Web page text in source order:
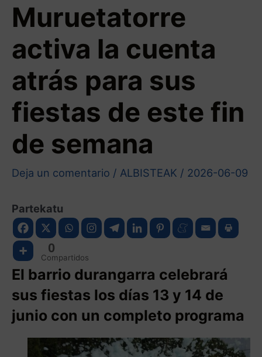
Muruetatorre
activa la cuenta
atrás para sus
fiestas de este fin
de semana
Deja un comentario / ALBISTEAK / 2026-06-09
Partekatu
0
Compartidos
El barrio durangarra celebrará
sus fiestas los días 13 y 14 de
junio con un completo programa